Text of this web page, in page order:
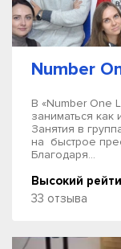
Number
В «Number One
заниматься как
Занятия в
на быстрое
Благодаря...
Высокий
33 отзыва